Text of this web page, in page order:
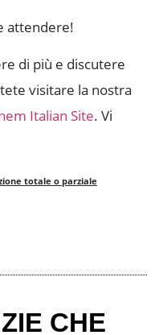
attendere!
di più e discutere
visitare la nostra
Italian Site. Vi
totale o parziale
CHE